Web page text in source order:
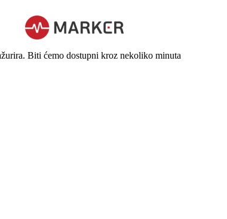
Biti ćemo dostupni kroz nekoliko minuta